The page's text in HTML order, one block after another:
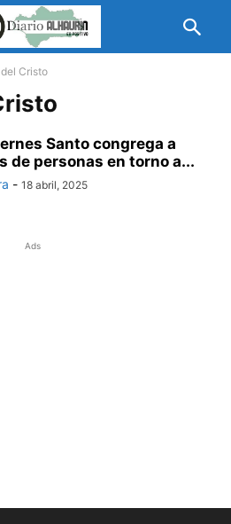
Cristo
Santo congrega a
de personas en torno a...
- 18 abril, 2025
Ads